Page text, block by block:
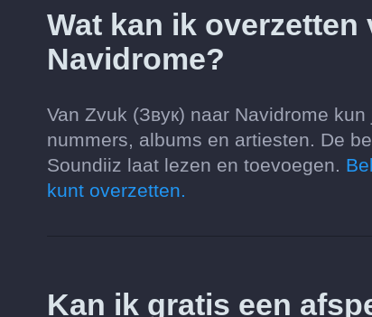
Wat kan ik overzetten
Navidrome?
Van Zvuk (Звук) naar Navidrome
nummers, albums en artiesten. De
Soundiiz laat lezen en toevoegen.
kunt overzetten.
Kan ik gratis een